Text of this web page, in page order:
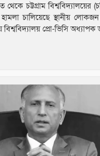
চট্টগ্রাম বিশ্ববিদ্যালয়ের
চালিয়েছে স্থানীয়
প্রো-ভিসি অধ্যাপক